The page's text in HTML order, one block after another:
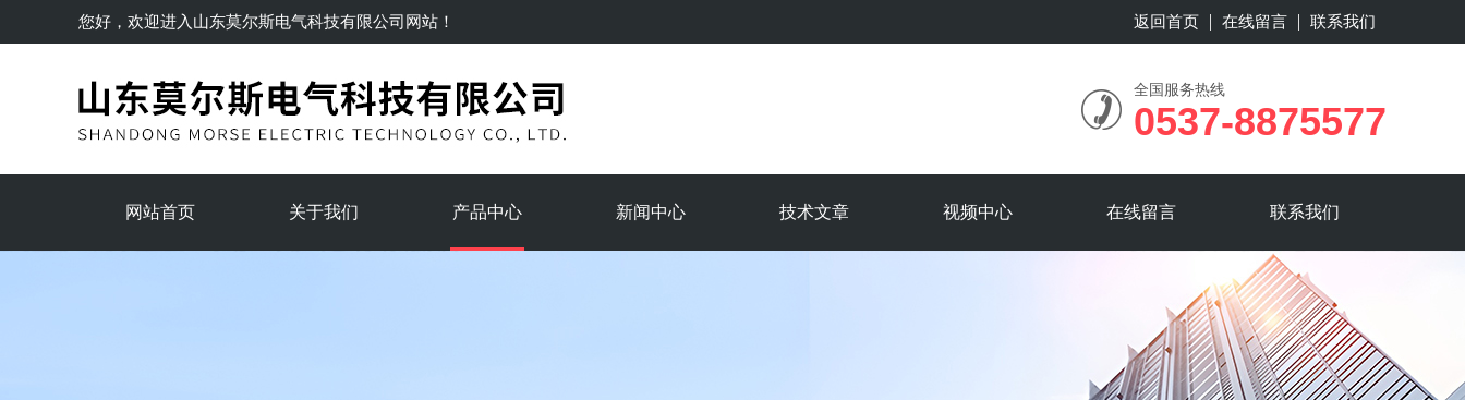
您好，欢迎进入 山东莫尔斯电气科技有限公司网站！ 返回首页 在线留言 联系我们
全国服务热线
0537-8875577
网站首页 关于我们 产品中心 新闻中心 技术文章 视频中心 在线留言 联系我们